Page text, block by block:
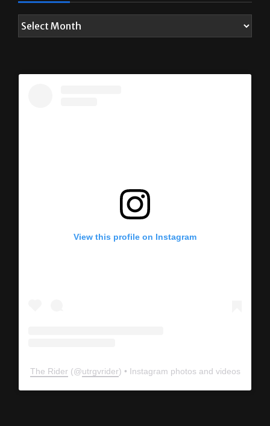
View this profile on Instagram
The Rider (@utrgvrider) • Instagram photos and videos